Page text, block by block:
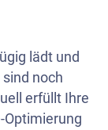
lädt und
noch
erfüllt Ihre
Optimierung